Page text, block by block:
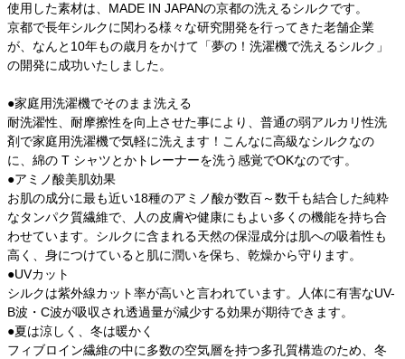
使用した素材は、MADE IN JAPANの京都の洗えるシルクです。
京都で長年シルクに関わる様々な研究開発を行ってきた老舗企業
が、なんと10年もの歳月をかけて「夢の！洗濯機で洗えるシルク」
の開発に成功いたしました。
●家庭用洗濯機でそのまま洗える
耐洗濯性、耐摩擦性を向上させた事により、普通の弱アルカリ性洗
剤で家庭用洗濯機で気軽に洗えます！こんなに高級なシルクなの
に、綿の T シャツとかトレーナーを洗う感覚でOKなのです。
●アミノ酸美肌効果
お肌の成分に最も近い18種のアミノ酸が数百～数千も結合した純粋
なタンパク質繊維で、人の皮膚や健康にもよい多くの機能を持ち合
わせています。シルクに含まれる天然の保湿成分は肌への吸着性も
高く、身につけていると肌に潤いを保ち、乾燥から守ります。
●UVカット
シルクは紫外線カット率が高いと言われています。人体に有害なUV-
B波・C波が吸収され透過量が減少する効果が期待できます。
●夏は涼しく、冬は暖かく
フィブロイン繊維の中に多数の空気層を持つ多孔質構造のため、冬